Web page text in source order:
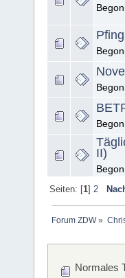
II)
Seiten: [1] 2
Forum ZDW»
Normales